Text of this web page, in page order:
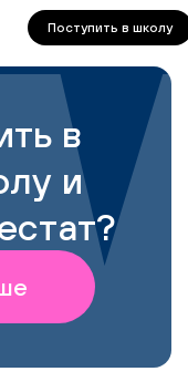
VPN.
Поступить в школу
в
и